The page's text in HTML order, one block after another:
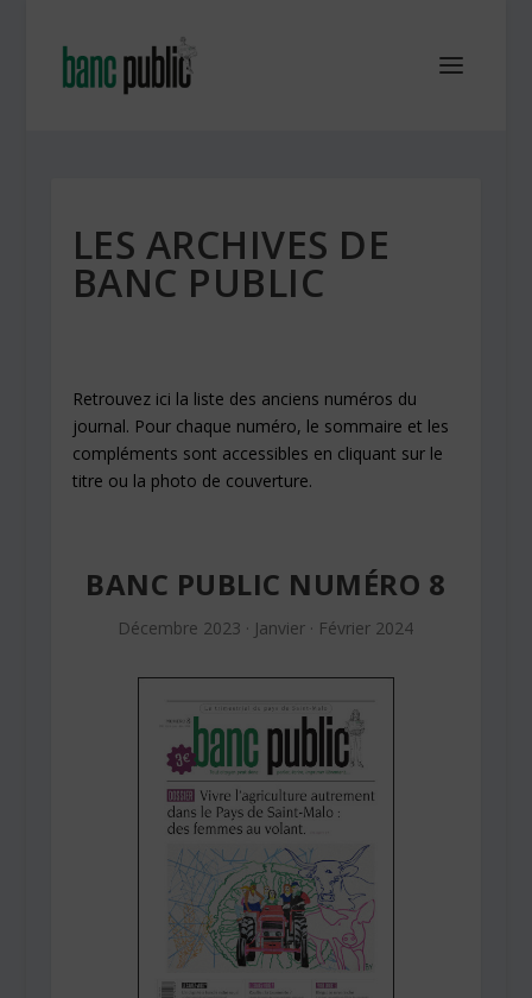
LES ARCHIVES DE
BANC PUBLIC
Retrouvez ici la liste des anciens numéros du
journal. Pour chaque numéro, le sommaire et les
compléments sont accessibles en cliquant sur le
titre ou la photo de couverture.
BANC PUBLIC NUMÉRO 8
Décembre 2023 · Janvier · Février 2024